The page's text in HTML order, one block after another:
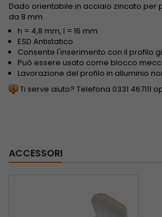
Dado orientabile in acciaio zincato per
da 8 mm.
h = 4,8 mm, l = 16 mm
ESD Antistatico
Consente l'inserimento con il profilo
Può essere usato come blocco
Lavorazione del profilo in alluminio
Ti serve aiuto? Telefona 0331 467111
ACCESSORI